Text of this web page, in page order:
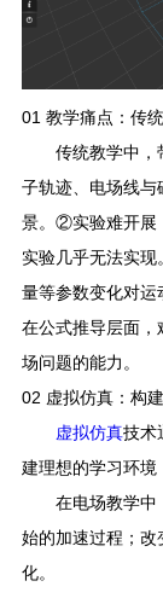
01 教学痛点：传
传统教学中，
子轨迹、电场线与
景。 ②实验难开展
实验几乎无法实现
量等参数变化对运
在公式推导层面，
场问题的能力。
02 虚拟仿真：构
虚拟仿真技术
建理想的学习环境
在电场教学中
始的加速过程；改
化。